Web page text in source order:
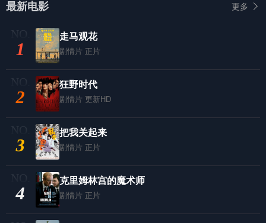
最新电影 更多
1
走马观花
剧情片 正片
2
狂野时代
剧情片 更新HD
3
把我关起来
剧情片 正片
4
克里姆林宫的魔术师
剧情片 正片